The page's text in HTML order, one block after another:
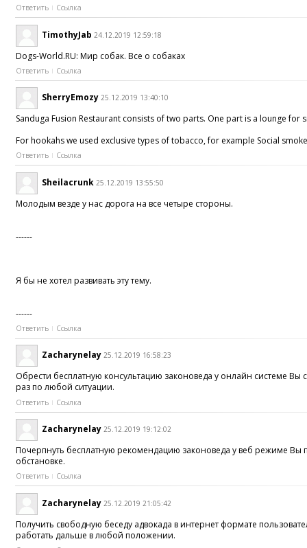
Ответить Ссылка
TimothyJab 24.12.2019 12:59:18
Dogs-World.RU: Мир собак. Все о собаках
Ответить Ссылка
SherryEmozy 25.12.2019 13:40:10
Sanduga Fusion Restaurant consists of two parts. One part is a lounge for
For hookahs we used exclusive types of tobacco, for example Social
Ответить Ссылка
Sheilacrunk 25.12.2019 13:55:50
Молодым везде у нас дорога на все четыре стороны.
------
Я бы не хотел развивать эту тему.
------
Ответить Ссылка
Zacharynelay 25.12.2019 16:58:23
Обрести бесплатную консультацию законоведа у онлайн системе
раз по любой ситуации.
Ответить Ссылка
Zacharynelay 25.12.2019 19:12:02
Почерпнуть бесплатную рекомендацию законоведа у веб режиме Вы
обстановке.
Ответить Ссылка
Zacharynelay 25.12.2019 21:05:42
Получить свободную беседу адвокада в интернет формате
работать дальше в любой положении.